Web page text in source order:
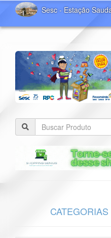
Sesc - Estação